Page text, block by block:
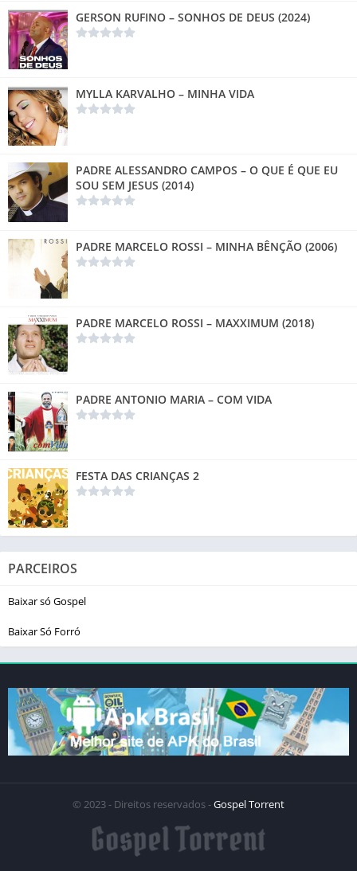
GERSON RUFINO – SONHOS DE DEUS (2024)
MYLLA KARVALHO – MINHA VIDA
PADRE ALESSANDRO CAMPOS – O QUE É QUE EU
SOU SEM JESUS (2014)
PADRE MARCELO ROSSI – MINHA BÊNÇÃO (2006)
PADRE MARCELO ROSSI – MAXXIMUM (2018)
PADRE ANTONIO MARIA – COM VIDA
FESTA DAS CRIANÇAS 2
PARCEIROS
Baixar só Gospel
Baixar Só Forró
© 2023 - Direitos reservados -Gospel Torrent